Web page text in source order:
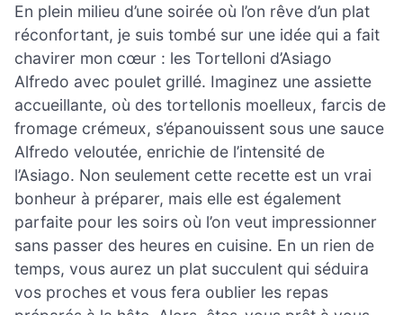
En plein milieu d’une soirée où l’on rêve d’un plat
réconfortant, je suis tombé sur une idée qui a fait
chavirer mon cœur : les Tortelloni d’Asiago
Alfredo avec poulet grillé. Imaginez une assiette
accueillante, où des tortellonis moelleux, farcis de
fromage crémeux, s’épanouissent sous une sauce
Alfredo veloutée, enrichie de l’intensité de
l’Asiago. Non seulement cette recette est un vrai
bonheur à préparer, mais elle est également
parfaite pour les soirs où l’on veut impressionner
sans passer des heures en cuisine. En un rien de
temps, vous aurez un plat succulent qui séduira
vos proches et vous fera oublier les repas